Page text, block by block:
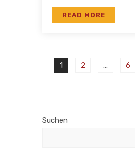
READ MORE
1 2 … 6
Suchen